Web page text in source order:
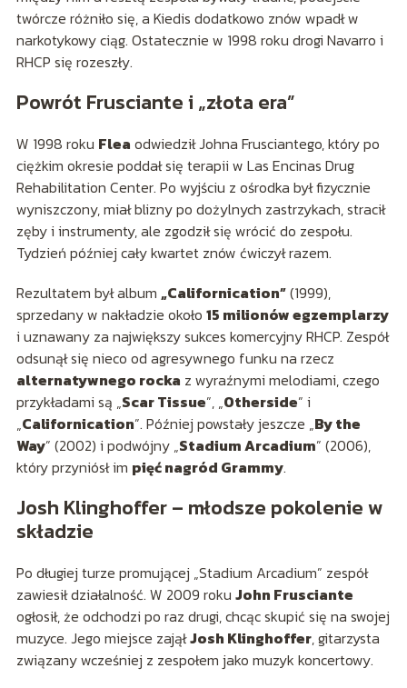
twórcze różniło się, a Kiedis dodatkowo znów wpadł w
narkotykowy ciąg. Ostatecznie w 1998 roku drogi Navarro i
RHCP się rozeszły.
Powrót Frusciante i „złota era”
W 1998 roku Flea odwiedził Johna Frusciantego, który po
ciężkim okresie poddał się terapii w Las Encinas Drug
Rehabilitation Center. Po wyjściu z ośrodka był fizycznie
wyniszczony, miał blizny po dożylnych zastrzykach, stracił
zęby i instrumenty, ale zgodził się wrócić do zespołu.
Tydzień później cały kwartet znów ćwiczył razem.
Rezultatem był album „Californication”(1999),
sprzedany w nakładzie około 15 milionów egzemplarzy
i uznawany za największy sukces komercyjny RHCP. Zespół
odsunął się nieco od agresywnego funku na rzecz
alternatywnego rocka z wyraźnymi melodiami, czego
przykładami są „Scar Tissue”, „Otherside” i
„Californication”. Później powstały jeszcze „By the
Way” (2002) i podwójny „Stadium Arcadium” (2006),
który przyniósł im pięć nagród Grammy.
Josh Klinghoffer – młodsze pokolenie w
składzie
Po długiej turze promującej „Stadium Arcadium” zespół
zawiesił działalność. W 2009 roku John Frusciante
ogłosił, że odchodzi po raz drugi, chcąc skupić się na swojej
muzyce. Jego miejsce zająłJosh Klinghoffer, gitarzysta
związany wcześniej z zespołem jako muzyk koncertowy.